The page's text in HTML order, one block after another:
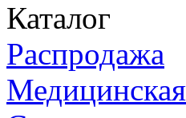
Каталог
Распродажа